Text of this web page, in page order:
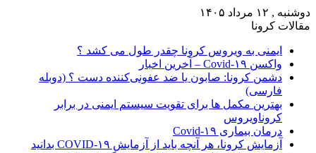
دوشنبه , ۱۲ مرداد ۱۴۰۵
مقالات کرونا
ایمنی به ویروس کرونا چقدر طول می کشد ؟
واکسن Covid-۱۹ – آخرین اخبار
دشمن کرونا: صابون یا ضد عفونی‌کننده دست ؟ (دوبله
فارسی)
بهترین مکمل ها برای تقویت سیستم ایمنی در برابر
کروناویروس
درمان بیماری Covid-۱۹
آزمایش کرونا، هر آنچه باید از آزمایش COVID-۱۹ بدانید